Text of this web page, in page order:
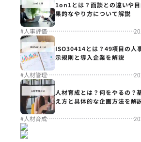
1on1とは？面談との違いや
果的なやり方について解説
#人事評価
ISO30414とは？49項目の人
示規則と導入企業を解説
#人材管理
人材育成とは？何をやるの？
え方と具体的な企画方法を解
#人材育成